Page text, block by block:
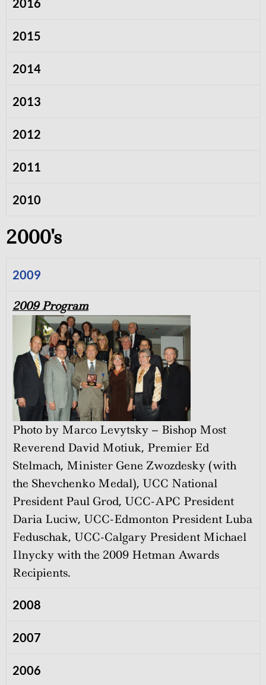
2016
2015
2014
2013
2012
2011
2010
2000's
2009
2009 Program
Photo by Marco Levytsky – Bishop Most
Reverend David Motiuk, Premier Ed
Stelmach, Minister Gene Zwozdesky (with
the Shevchenko Medal), UCC National
President Paul Grod, UCC-APC President
Daria Luciw, UCC-Edmonton President Luba
Feduschak, UCC-Calgary President Michael
Ilnycky with the 2009 Hetman Awards
Recipients.
2008
2007
2006